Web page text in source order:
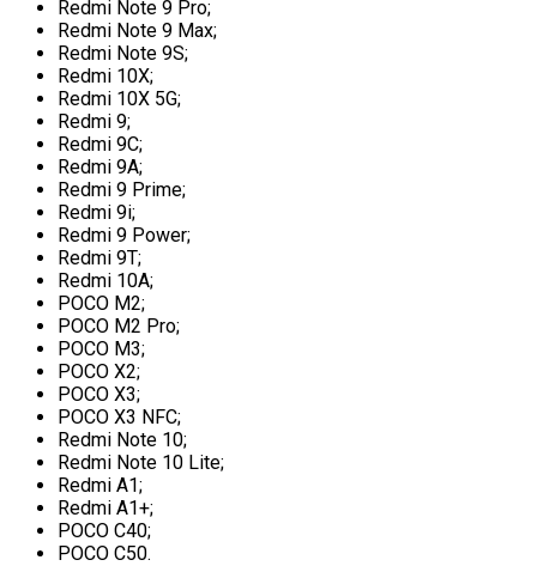
Redmi Note 9 Pro;
Redmi Note 9 Max;
Redmi Note 9S;
Redmi 10X;
Redmi 10X 5G;
Redmi 9;
Redmi 9C;
Redmi 9A;
Redmi 9 Prime;
Redmi 9i;
Redmi 9 Power;
Redmi 9T;
Redmi 10A;
POCO M2;
POCO M2 Pro;
POCO M3;
POCO X2;
POCO X3;
POCO X3 NFC;
Redmi Note 10;
Redmi Note 10 Lite;
Redmi A1;
Redmi A1+;
POCO C40;
POCO C50.